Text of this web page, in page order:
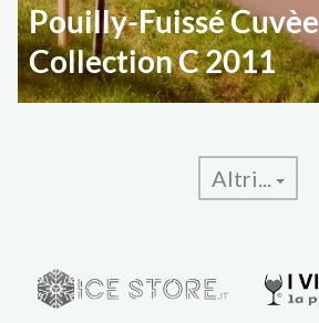
Pouilly-Fuissé Cuvèe
Collection C 2011
Altri...